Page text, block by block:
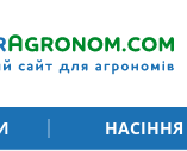
НАСІННЯ